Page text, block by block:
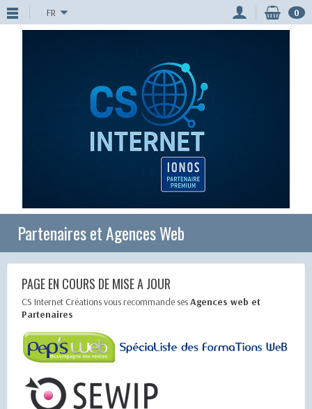
FR 0
Partenaires et Agences Web
PAGE EN COURS DE MISE A JOUR
CS Internet Créations vous recommande sesAgences web et
Partenaires